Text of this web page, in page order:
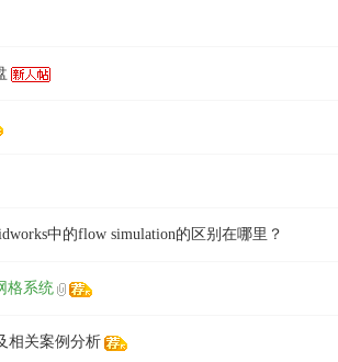
中的flow simulation的区别在哪里？
格系统
相关案例分析